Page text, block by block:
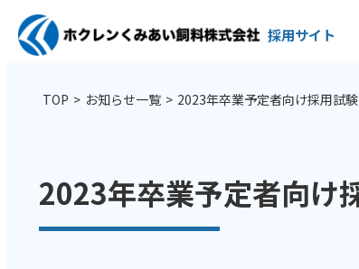
採用サイト
TOP > お知らせ一覧 > 2023年卒業予定者向け採用試
2023年卒業予定者向